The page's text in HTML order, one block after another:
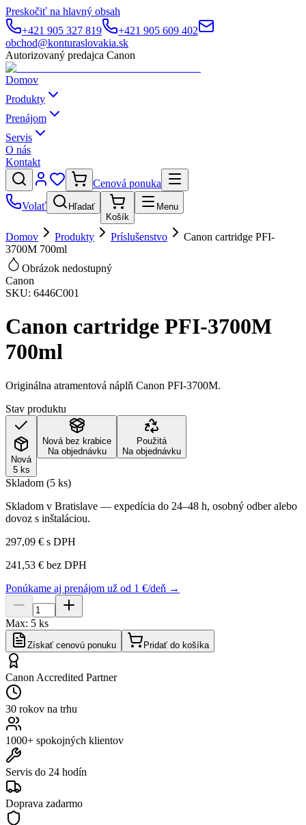
Preskočiť na hlavný obsah
+421 905 327 819
+421 905 609 402
obchod@konturaslovakia.sk
Autorizovaný predajca Canon
Domov
Produkty
Prenájom
Servis
O nás
Kontakt
Cenová ponuka
Volať
Hľadať
Košík
Menu
Domov Produkty Príslušenstvo
Canon cartridge PFI-
3700M 700ml
Obrázok nedostupný
Canon
SKU: 6446C001
Canon cartridge PFI-3700M
700ml
Originálna atramentová náplň Canon PFI-3700M.
Stav produktu
Nová
5 ks
Nová bez krabice
Na objednávku
Použitá
Na objednávku
Skladom (5 ks)
Skladom v Bratislave — expedícia do 24–48 h, osobný odber alebo
dovoz s inštaláciou.
297,09 € s DPH
241,53 € bez DPH
Ponúkame aj prenájom už od 1 €/deň →
Max: 5 ks
Získať cenovú ponuku Pridať do košíka
Canon Accredited Partner
30 rokov na trhu
1000+ spokojných klientov
Servis do 24 hodín
Doprava zadarmo